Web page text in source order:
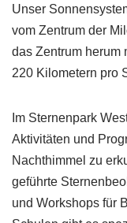
Unser
vom Zentrum der
das Zentrum herum
220 Kilometern pro
Im Sternenpark
Aktivitäten und
Nachthimmel zu
geführte
und Workshops für